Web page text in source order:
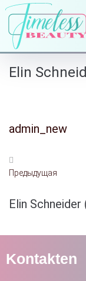
Elin
admin_new
Предыдущая
Elin
Kontakten